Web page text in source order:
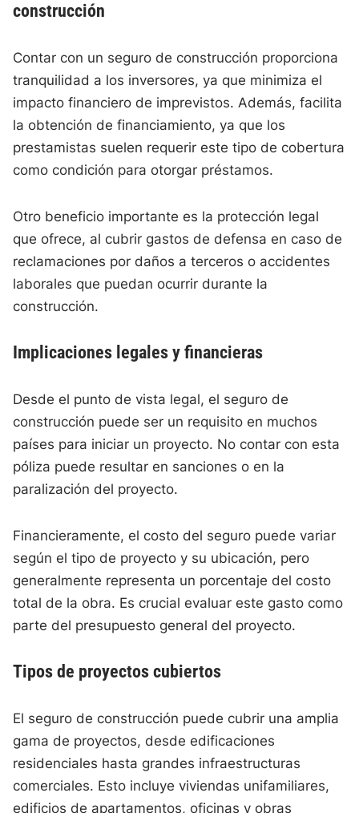
construcción
Contar con un seguro de construcción proporciona
tranquilidad a los inversores, ya que minimiza el
impacto financiero de imprevistos. Además, facilita
la obtención de financiamiento, ya que los
prestamistas suelen requerir este tipo de cobertura
como condición para otorgar préstamos.
Otro beneficio importante es la protección legal
que ofrece, al cubrir gastos de defensa en caso de
reclamaciones por daños a terceros o accidentes
laborales que puedan ocurrir durante la
construcción.
Implicaciones legales y financieras
Desde el punto de vista legal, el seguro de
construcción puede ser un requisito en muchos
países para iniciar un proyecto. No contar con esta
póliza puede resultar en sanciones o en la
paralización del proyecto.
Financieramente, el costo del seguro puede variar
según el tipo de proyecto y su ubicación, pero
generalmente representa un porcentaje del costo
total de la obra. Es crucial evaluar este gasto como
parte del presupuesto general del proyecto.
Tipos de proyectos cubiertos
El seguro de construcción puede cubrir una amplia
gama de proyectos, desde edificaciones
residenciales hasta grandes infraestructuras
comerciales. Esto incluye viviendas unifamiliares,
edificios de apartamentos, oficinas y obras